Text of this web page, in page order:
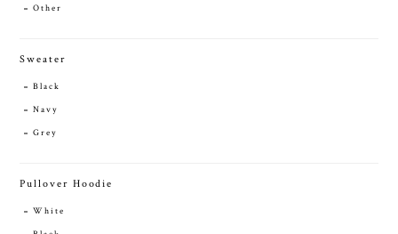
Other
Sweater
Black
Navy
Grey
Pullover Hoodie
White